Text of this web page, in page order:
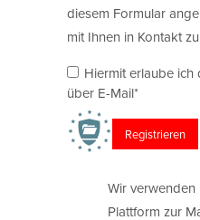
diesem Formular
mit Ihnen in Kontakt
Hiermit erlaube ich
über E-Mail*
Wir verwenden
Plattform zur